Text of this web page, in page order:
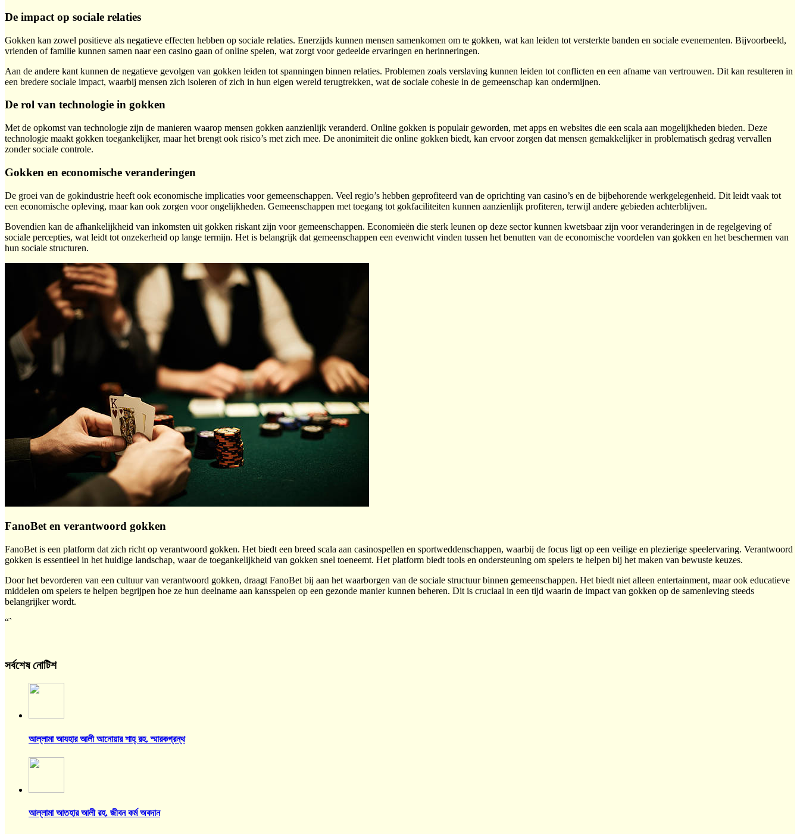
De impact op sociale relaties
Gokken kan zowel positieve als negatieve effecten hebben op sociale relaties. Enerzijds kunnen mensen samenkomen om te gokken, wat kan leiden tot versterkte banden en sociale evenementen. Bijvoorbeeld,
vrienden of familie kunnen samen naar een casino gaan of online spelen, wat zorgt voor gedeelde ervaringen en herinneringen.
Aan de andere kant kunnen de negatieve gevolgen van gokken leiden tot spanningen binnen relaties. Problemen zoals verslaving kunnen leiden tot conflicten en een afname van vertrouwen. Dit kan resulteren in
een bredere sociale impact, waarbij mensen zich isoleren of zich in hun eigen wereld terugtrekken, wat de sociale cohesie in de gemeenschap kan ondermijnen.
De rol van technologie in gokken
Met de opkomst van technologie zijn de manieren waarop mensen gokken aanzienlijk veranderd. Online gokken is populair geworden, met apps en websites die een scala aan mogelijkheden bieden. Deze
technologie maakt gokken toegankelijker, maar het brengt ook risico’s met zich mee. De anonimiteit die online gokken biedt, kan ervoor zorgen dat mensen gemakkelijker in problematisch gedrag vervallen
zonder sociale controle.
Gokken en economische veranderingen
De groei van de gokindustrie heeft ook economische implicaties voor gemeenschappen. Veel regio’s hebben geprofiteerd van de oprichting van casino’s en de bijbehorende werkgelegenheid. Dit leidt vaak tot
een economische opleving, maar kan ook zorgen voor ongelijkheden. Gemeenschappen met toegang tot gokfaciliteiten kunnen aanzienlijk profiteren, terwijl andere gebieden achterblijven.
Bovendien kan de afhankelijkheid van inkomsten uit gokken riskant zijn voor gemeenschappen. Economieën die sterk leunen op deze sector kunnen kwetsbaar zijn voor veranderingen in de regelgeving of
sociale percepties, wat leidt tot onzekerheid op lange termijn. Het is belangrijk dat gemeenschappen een evenwicht vinden tussen het benutten van de economische voordelen van gokken en het beschermen van
hun sociale structuren.
FanoBet en verantwoord gokken
FanoBet is een platform dat zich richt op verantwoord gokken. Het biedt een breed scala aan casinospellen en sportweddenschappen, waarbij de focus ligt op een veilige en plezierige speelervaring. Verantwoord
gokken is essentieel in het huidige landschap, waar de toegankelijkheid van gokken snel toeneemt. Het platform biedt tools en ondersteuning om spelers te helpen bij het maken van bewuste keuzes.
Door het bevorderen van een cultuur van verantwoord gokken, draagt FanoBet bij aan het waarborgen van de sociale structuur binnen gemeenschappen. Het biedt niet alleen entertainment, maar ook educatieve
middelen om spelers te helpen begrijpen hoe ze hun deelname aan kansspelen op een gezonde manier kunnen beheren. Dit is cruciaal in een tijd waarin de impact van gokken op de samenleving steeds
belangrijker wordt.
“`
সর্বশেষ নোটিশ
আল্লামা আযহার আলী আনোয়ার শাহ্‌ রহ. স্মারকগ্রন্থ
আল্লামা আতহার আলী রহ. জীবন কর্ম অবদান